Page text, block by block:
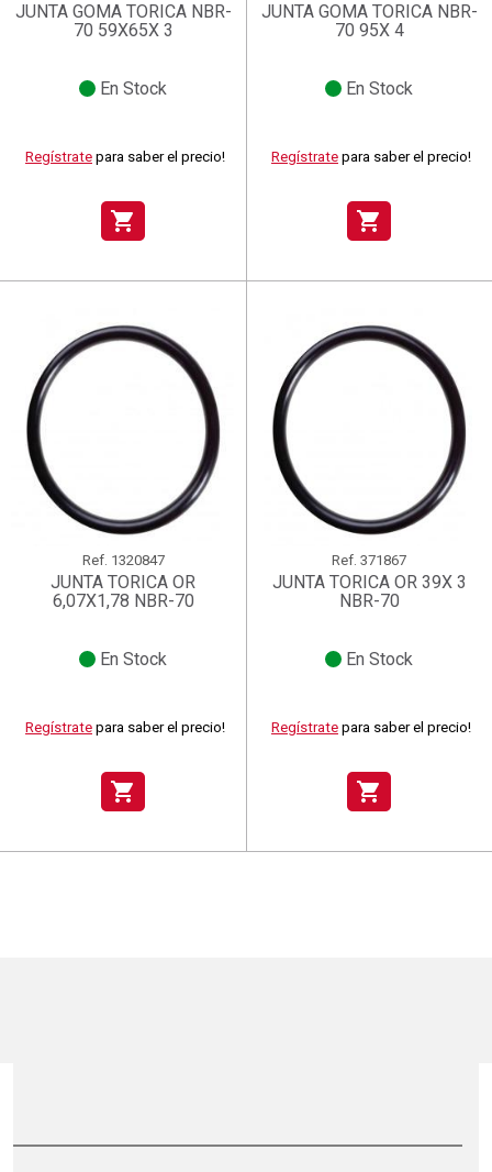
JUNTA GOMA TORICA NBR-
70 59X65X 3
En Stock
Regístrate para saber el precio!
shopping_cart
JUNTA GOMA TORICA NBR-
70 95X 4
En Stock
Regístrate para saber el precio!
shopping_cart
Ref. 1320847
JUNTA TORICA OR
6,07X1,78 NBR-70
En Stock
Regístrate para saber el precio!
shopping_cart
Ref. 371867
JUNTA TORICA OR 39X 3
NBR-70
En Stock
Regístrate para saber el precio!
shopping_cart